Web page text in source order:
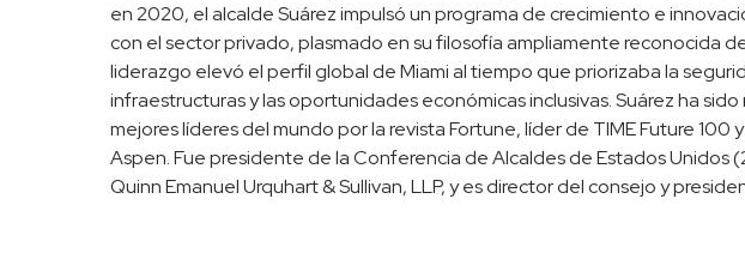
en 2020, el alcalde Suárez impulsó un programa de crecimiento e
con el sector privado, plasmado en su filosofía ampliamente reconocida
liderazgo elevó el perfil global de Miami al tiempo que priorizaba la
infraestructuras y las oportunidades económicas inclusivas. Suárez ha
mejores líderes del mundo por la revista Fortune, líder de TIME Future 100
Aspen. Fue presidente de la Conferencia de Alcaldes de Estados Unidos
Quinn Emanuel Urquhart & Sullivan, LLP, y es director del consejo y